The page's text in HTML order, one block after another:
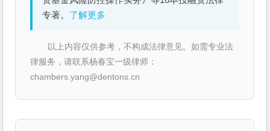
专著。 了解更多
以上内容仅供参考，不构成法律意见。如需专业法
律服务，请联系杨春宝一级律师：
chambers.yang@dentons.cn